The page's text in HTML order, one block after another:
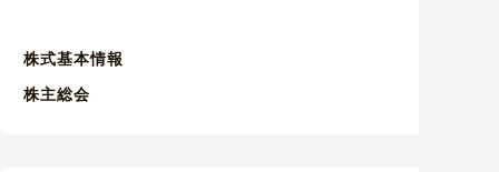
株式基本情報
株主総会